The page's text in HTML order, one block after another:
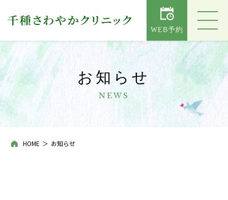
WEB予約
お知らせ
NEWS
HOME お知らせ